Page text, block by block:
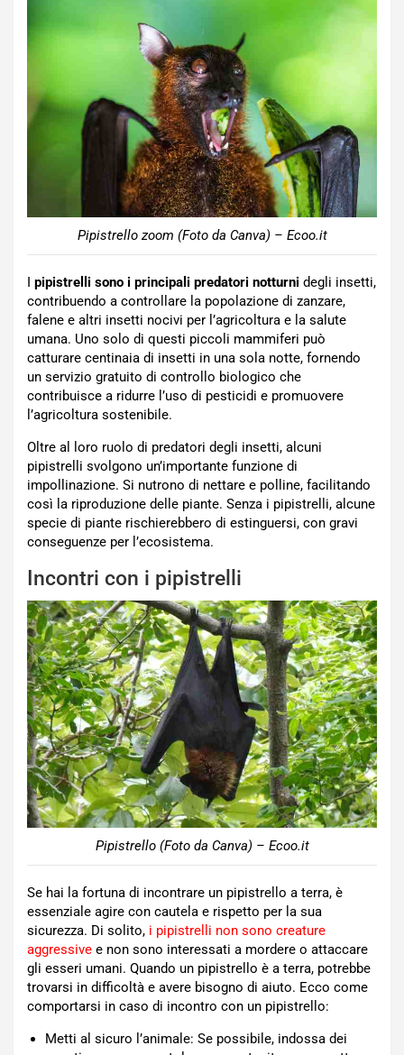
Pipistrello zoom (Foto da Canva) – Ecoo.it
pipistrelli sono i principali predatori notturni degli insetti,
contribuendo a controllare la popolazione di zanzare,
falene e altri insetti nocivi per l’agricoltura e la salute
umana. Uno solo di questi piccoli mammiferi può
catturare centinaia di insetti in una sola notte, fornendo
un servizio gratuito di controllo biologico che
contribuisce a ridurre l’uso di pesticidi e promuovere
l’agricoltura sostenibile.
Oltre al loro ruolo di predatori degli insetti, alcuni
pipistrelli svolgono un’importante funzione di
impollinazione. Si nutrono di nettare e polline, facilitando
così la riproduzione delle piante. Senza i pipistrelli, alcune
specie di piante rischierebbero di estinguersi, con gravi
conseguenze per l’ecosistema.
Incontri con i pipistrelli
Pipistrello (Foto da Canva) – Ecoo.it
Se hai la fortuna di incontrare un pipistrello a terra, è
essenziale agire con cautela e rispetto per la sua
sicurezza. Di solito, i pipistrelli non sono creature
aggressive e non sono interessati a mordere o attaccare
gli esseri umani. Quando un pipistrello è a terra, potrebbe
trovarsi in difficoltà e avere bisogno di aiuto. Ecco come
comportarsi in caso di incontro con un pipistrello:
Metti al sicuro l’animale: Se possibile, indossa dei